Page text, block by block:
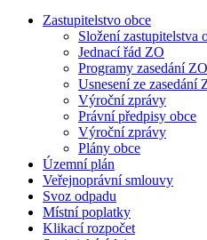
Zastupitelstvo obce
Složení zastupitelstva
Jednací řád ZO
Programy zasedání ZO
Usnesení ze zasedání
Výroční zprávy
Právní předpisy obce
Výroční zprávy
Plány obce
Územní plán
Veřejnoprávní smlouvy
Svoz odpadu
Místní poplatky
Klikací rozpočet